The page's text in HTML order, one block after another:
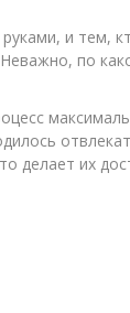
и
по
делает их